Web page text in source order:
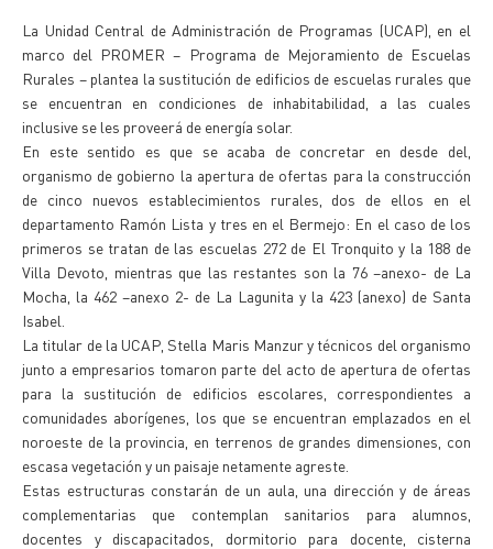
La Unidad Central de Administración de Programas (UCAP), en el
marco del PROMER – Programa de Mejoramiento de Escuelas
Rurales – plantea la sustitución de edificios de escuelas rurales que
se encuentran en condiciones de inhabitabilidad, a las cuales
inclusive se les proveerá de energía solar.
En este sentido es que se acaba de concretar en desde del,
organismo de gobierno la apertura de ofertas para la construcción
de cinco nuevos establecimientos rurales, dos de ellos en el
departamento Ramón Lista y tres en el Bermejo: En el caso de los
primeros se tratan de las escuelas 272 de El Tronquito y la 188 de
Villa Devoto, mientras que las restantes son la 76 –anexo- de La
Mocha, la 462 –anexo 2- de La Lagunita y la 423 (anexo) de Santa
Isabel.
La titular de la UCAP, Stella Maris Manzur y técnicos del organismo
junto a empresarios tomaron parte del acto de apertura de ofertas
para la sustitución de edificios escolares, correspondientes a
comunidades aborígenes, los que se encuentran emplazados en el
noroeste de la provincia, en terrenos de grandes dimensiones, con
escasa vegetación y un paisaje netamente agreste.
Estas estructuras constarán de un aula, una dirección y de áreas
complementarias que contemplan sanitarios para alumnos,
docentes y discapacitados, dormitorio para docente, cisterna